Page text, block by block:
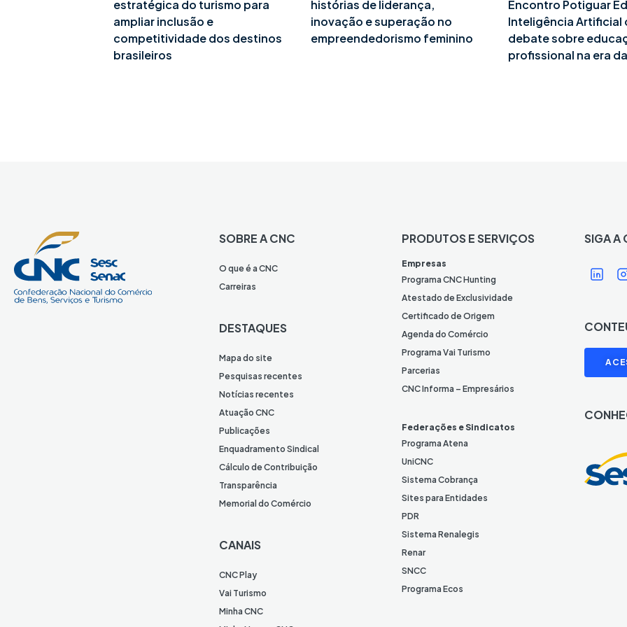
estratégica do turismo para
ampliar inclusão e
competitividade dos destinos
brasileiros
histórias de liderança,
inovação e superação no
empreendedorismo feminino
Encontro Potiguar
Inteligência Artificial
debate sobre
profissional na era
SOBRE A CNC
O que é a CNC
Carreiras
DESTAQUES
Mapa do site
Pesquisas recentes
Notícias recentes
Atuação CNC
Publicações
Enquadramento Sindical
Cálculo de Contribuição
Transparência
Memorial do Comércio
CANAIS
CNC Play
Vai Turismo
Minha CNC
PRODUTOS E SERVIÇOS
Empresas
Programa CNC Hunting
Atestado de Exclusividade
Certificado de Origem
Agenda do Comércio
Programa Vai Turismo
Parcerias
CNC Informa – Empresários
Federações e Sindicatos
Programa Atena
UniCNC
Sistema Cobrança
Sites para Entidades
PDR
Sistema Renalegis
Renar
SNCC
Programa Ecos
SIGA A
Í
c
n
e
L
i
k
e
I
n
Í
I